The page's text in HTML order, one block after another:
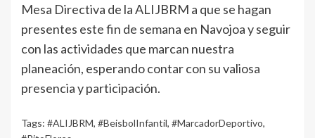
Mesa Directiva de la ALIJBRM a que se hagan
presentes este fin de semana en Navojoa y seguir
con las actividades que marcan nuestra
planeación, esperando contar con su valiosa
presencia y participación.
Tags: #ALIJBRM, #BeisbolInfantil, #MarcadorDeportivo,